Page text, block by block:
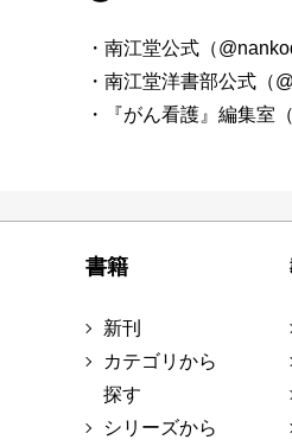
・南江堂公式（
・南江堂洋書部公式（
・『がん看護』編集室
書籍
新刊
カテゴリから
探す
シリーズから